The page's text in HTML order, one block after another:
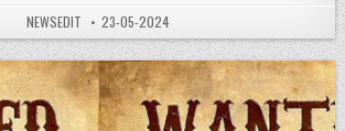
AUTHOR:
NEWSEDIT PUBLISHED DATE:
23-05-2024